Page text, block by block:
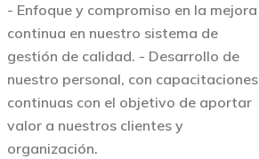
- Enfoque y compromiso en la mejora
continua en nuestro sistema de
gestión de calidad. - Desarrollo de
nuestro personal, con capacitaciones
continuas con el objetivo de aportar
valor a nuestros clientes y
organización.